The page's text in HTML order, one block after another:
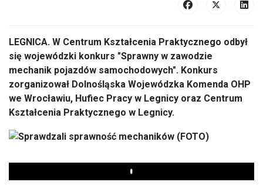
LEGNICA. W Centrum Kształcenia Praktycznego odbył
się wojewódzki konkurs "Sprawny w zawodzie
mechanik pojazdów samochodowych". Konkurs
zorganizował Dolnośląska Wojewódzka Komenda OHP
we Wrocławiu, Hufiec Pracy w Legnicy oraz Centrum
Kształcenia Praktycznego w Legnicy.
Play